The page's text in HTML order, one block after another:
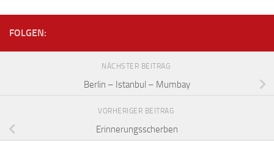
FOLGEN:
NÄCHSTER BEITRAG
Berlin – Istanbul – Mumbay
VORHERIGER BEITRAG
Erinnerungsscherben